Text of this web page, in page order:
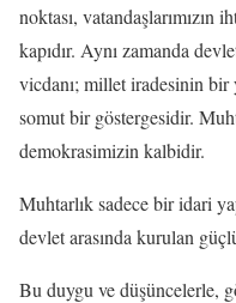
noktası,
kapıdır. Aynı zamanda
vicdanı; millet iradesinin bir
somut bir göstergesidir.
demokrasimizin kalbidir.
Muhtarlık sadece bir idari
devlet arasında kurulan
Bu duygu ve düşüncelerle,